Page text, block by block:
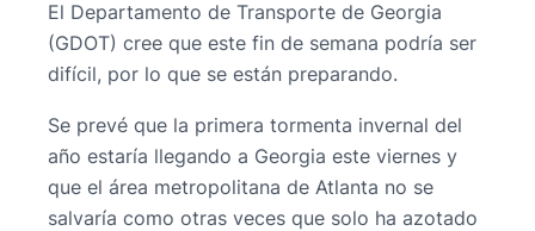
El Departamento de Transporte de Georgia
(GDOT) cree que este fin de semana podría ser
difícil, por lo que se están preparando.
Se prevé que la primera tormenta invernal del
año estaría llegando a Georgia este viernes y
que el área metropolitana de Atlanta no se
salvaría como otras veces que solo ha azotado